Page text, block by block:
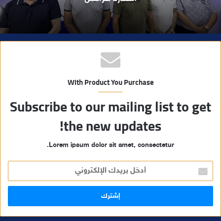
With Product You Purchase
Subscribe to our mailing list to get
the new updates!
Lorem ipsum dolor sit amet, consectetur.
خ
ل
ر